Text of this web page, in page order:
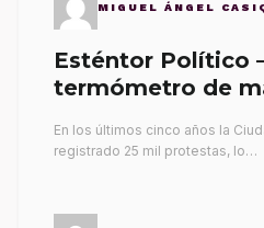
MIGUEL ÁNGEL
Esténtor Político
termómetro de
En los últimos cinco años la
registrado 25 mil protestas, lo…